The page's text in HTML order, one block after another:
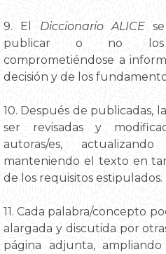
9. El Diccionario ALICEse
publicar o no los
comprometiéndose a
decisión y de los
10. Después de publicadas,
ser revisadas y
autoras/es,
manteniendo el texto en
de los requisitos estipulados.
11. Cada palabra/concepto
alargada y discutida por
página adjunta,